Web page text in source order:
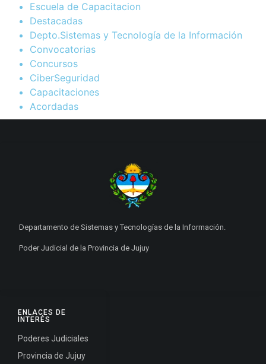
Escuela de Capacitacion
Destacadas
Depto.Sistemas y Tecnología de la Información
Convocatorias
Concursos
CiberSeguridad
Capacitaciones
Acordadas
ENLACES DE
INTERÉS
Poderes Judiciales
Provincia de Jujuy
Departamento de Sistemas y Tecnologías de la Información.
Poder Judicial de la Provincia de Jujuy